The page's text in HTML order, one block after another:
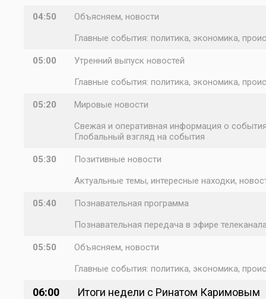
04:50
Объясняем, новости
Главные события: политика, экономика,
05:00
Утренний выпуск новостей
Главные события: политика, экономика,
05:20
Мировые новости
Свежая и оперативная информация о
Глобальный взгляд на события
05:30
Позитивные новости
Актуальные темы, интересные находки,
05:40
Познавательная программа
Познавательная передача в эфире
05:50
Объясняем, новости
Главные события: политика, экономика,
06:00 Итоги недели с Ринатом Каримовым